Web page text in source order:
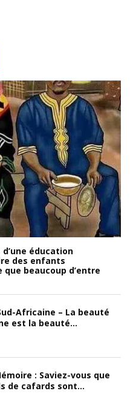
éducation
des enfants
beaucoup d’entre
Africaine – La beauté
est la beauté...
: Saviez-vous que
de cafards sont...